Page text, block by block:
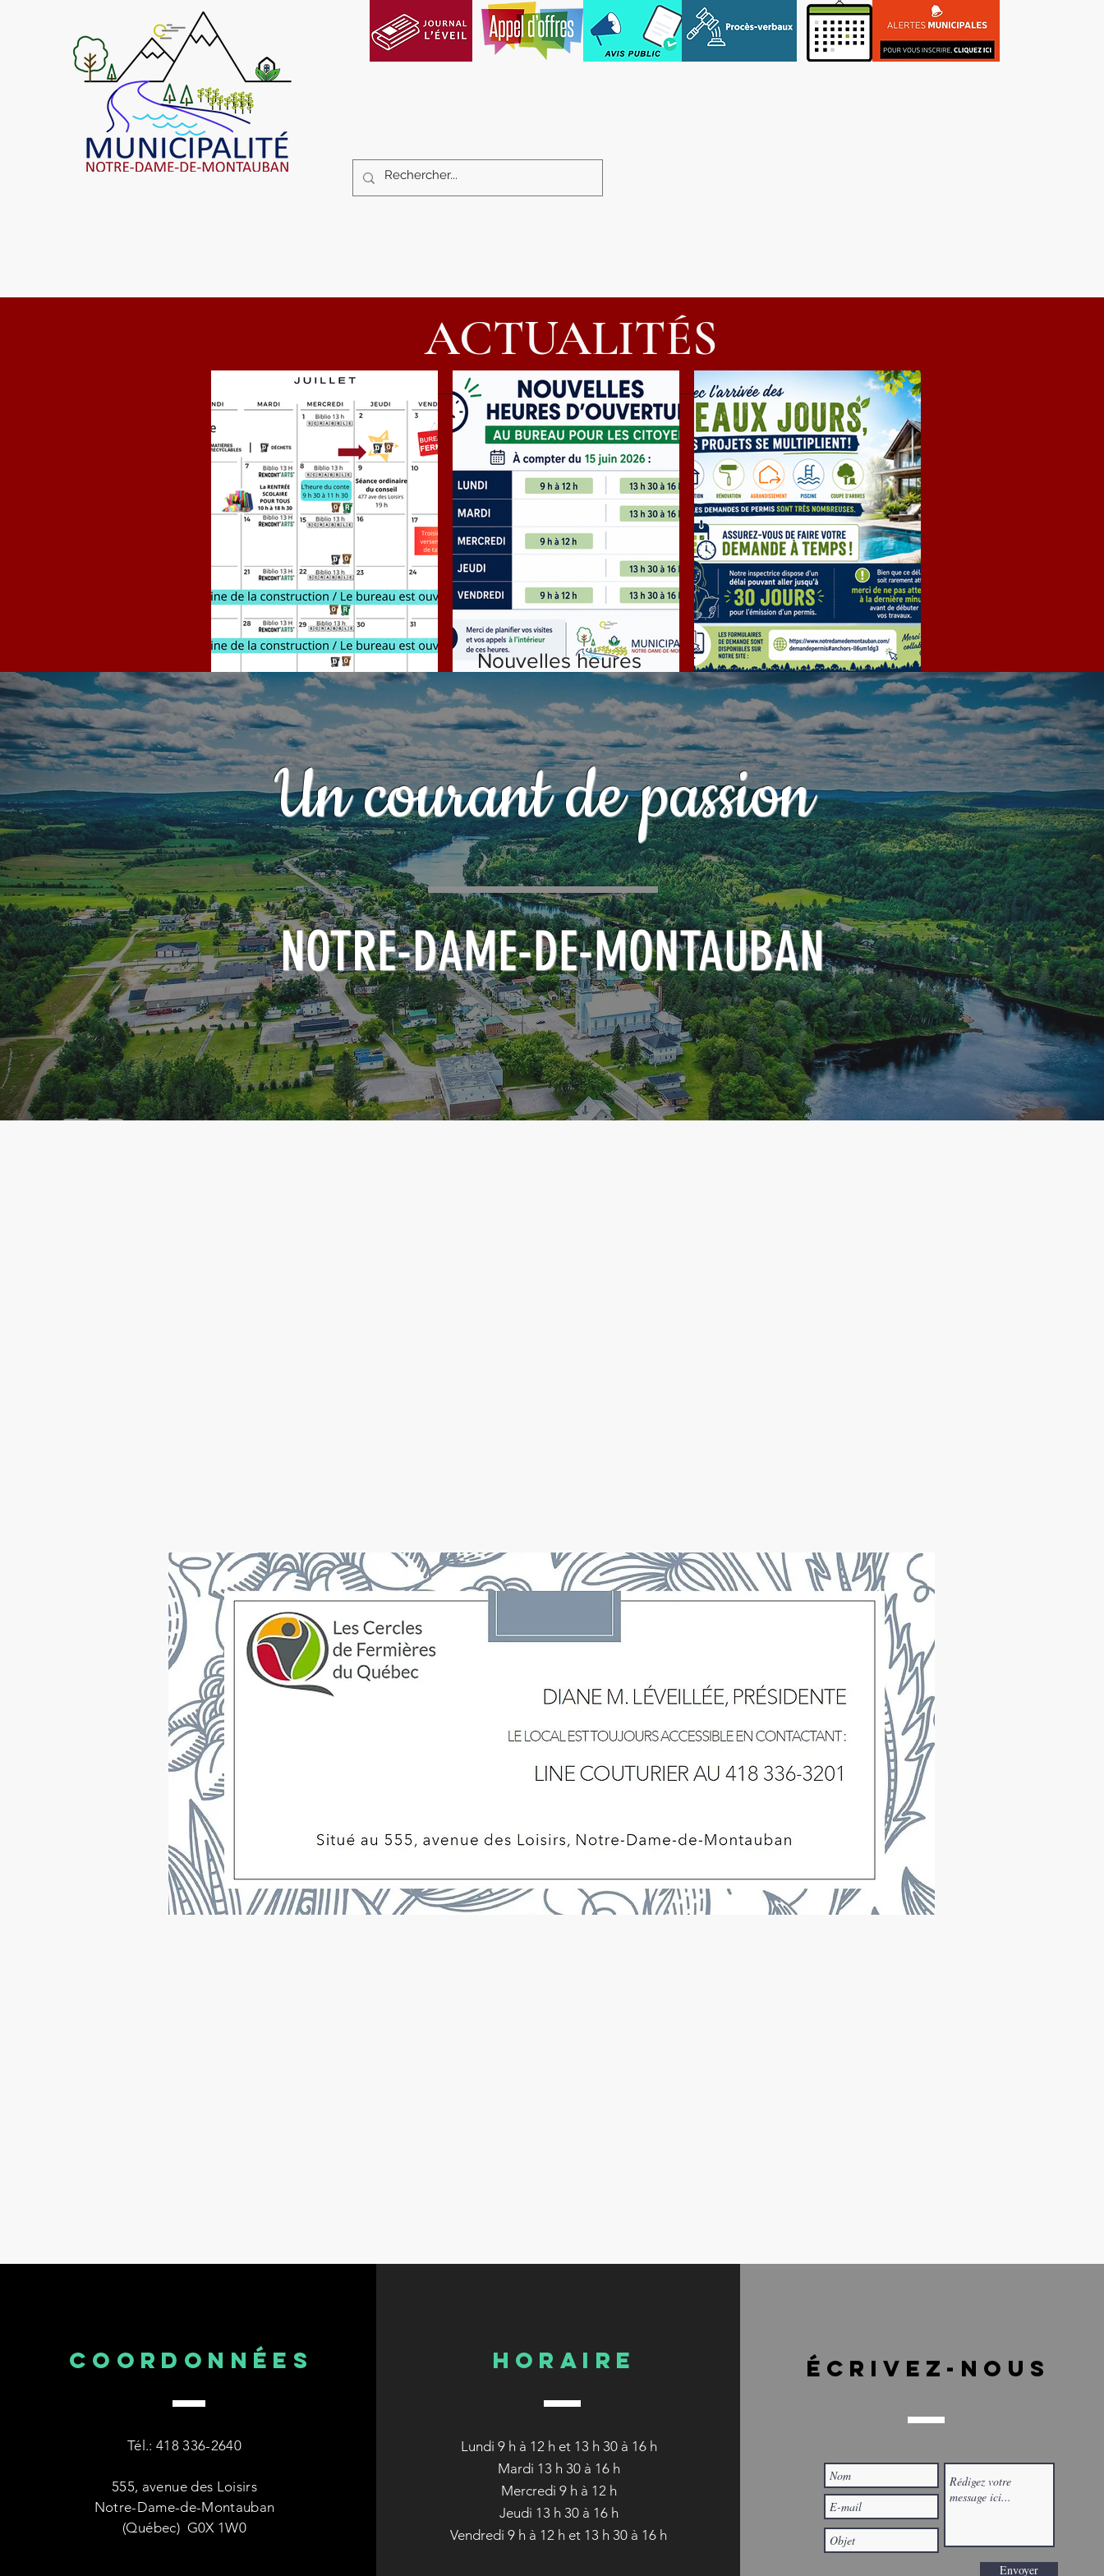
ACTUALITÉS
Calendrier JUILLET
Nouvelles heures
DEMANDE DE PERMIS
Un courant de passion
NOTRE-DAME-DE-MONTAUBAN
COORDONNÉES
Tél.: 418 336-2640
555, avenue des Loisirs
Notre-Dame-de-Montauban
(Québec) G0X 1W0
HORAIRE
Lundi 9 h à 12 h et 13 h 30 à 16 h
Mardi 13 h 30 à 16 h
Mercredi 9 h à 12 h
Jeudi 13 h 30 à 16 h
Vendredi 9 h à 12 h et 13 h 30 à 16 h
ÉCRIVEZ-NOUS
Envoyer